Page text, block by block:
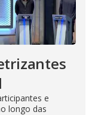
e
longo das